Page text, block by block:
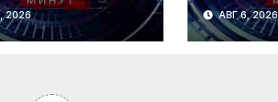
2026 АВГ 6, 2026